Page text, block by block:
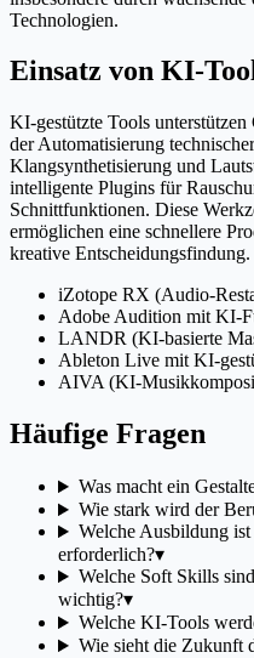
Technologien.
Einsatz von KI-
KI-gestützte Tools
der Automatisierung
Klangsynthetisierung und
intelligente Plugins für
Schnittfunktionen. Diese
ermöglichen eine schnellere
kreative Entscheidungsfindung.
iZotope RX (Audio-
Adobe Audition mit KI-
LANDR (KI-basierte
Ableton Live mit KI-
AIVA (KI-
Häufige Fragen
Was macht ein
Wie stark wird der
Welche Ausbildung
erforderlich?▾
Welche Soft Skills
wichtig?▾
Welche KI-Tools
Wie sieht die Zukunft